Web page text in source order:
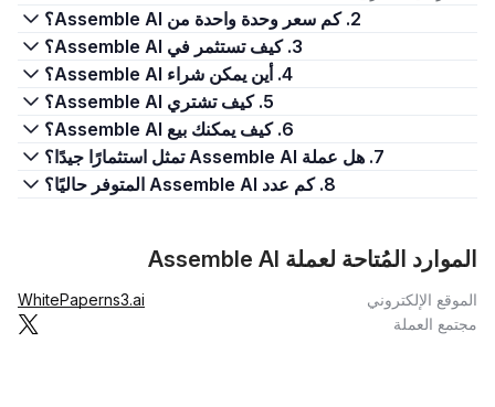
2. كم سعر وحدة واحدة من Assemble AI؟
3. كيف تستثمر في Assemble AI؟
4. أين يمكن شراء Assemble AI؟
5. كيف تشتري Assemble AI؟
6. كيف يمكنك بيع Assemble AI؟
7. هل عملة Assemble AI تمثل استثمارًا جيدًا؟
8. كم عدد Assemble AI المتوفر حاليًا؟
الموارد المُتاحة لعملة Assemble AI
الموقع الإلكتروني ns3.ai
WhitePaper
مجتمع العملة